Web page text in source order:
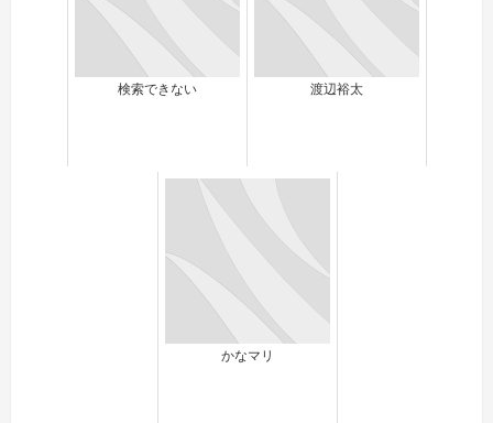
検索できない 渡辺裕太
かなマリ